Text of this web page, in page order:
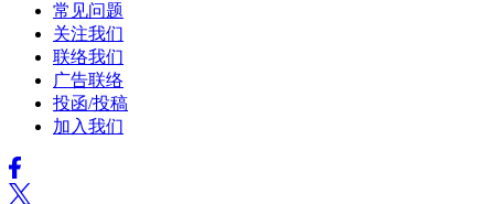
常见问题
关注我们
联络我们
广告联络
投函/投稿
加入我们